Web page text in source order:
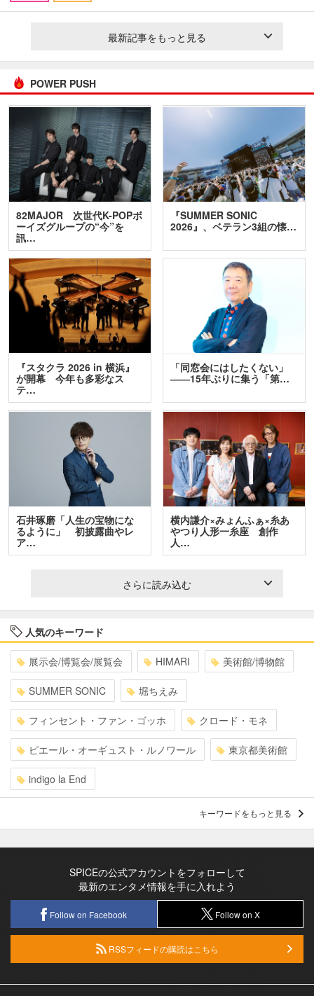
最新記事をもっと見る
POWER PUSH
82MAJOR 次世代K-POPボ
ーイズグループの“今”を
訊…
『SUMMER SONIC
2026』、ベテラン3組の懐…
『スタクラ 2026 in 横浜』
が開幕 今年も多彩なス
テ…
「同窓会にはしたくない」
――15年ぶりに集う「第…
石井琢磨「人生の宝物にな
るように」 初披露曲やレ
ア…
横内謙介×みょんふぁ×糸あ
やつり人形一糸座 創作
人…
さらに読み込む
人気のキーワード
展示会/博覧会/展覧会 HIMARI 美術館/博物館
SUMMER SONIC 堀ちえみ
フィンセント・ファン・ゴッホ クロード・モネ
ピエール・オーギュスト・ルノワール 東京都美術館
indigo la End
キーワードをもっと見る
SPICEの公式アカウントをフォローして
最新のエンタメ情報を手に入れよう
Follow on Facebook Follow on X
RSSフィードの購読はこちら